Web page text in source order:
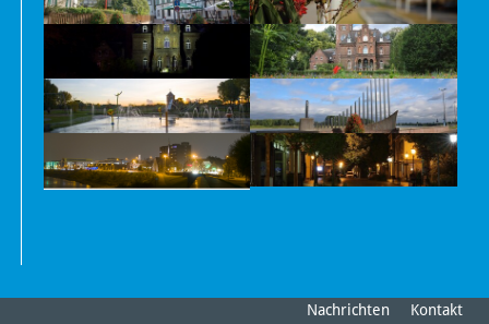
Nachrichten Kontakt